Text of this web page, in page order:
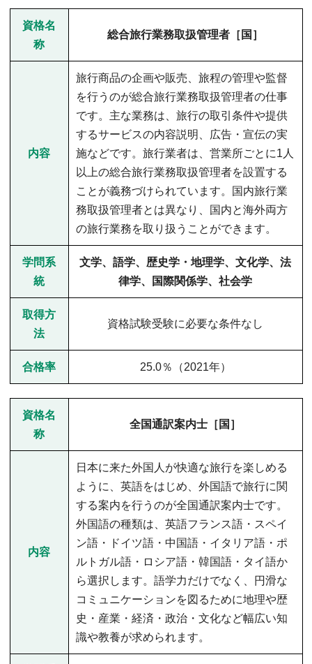
資格名
称
総合旅行業務取扱管理者［国］
内容
旅行商品の企画や販売、旅程の管理や監督
を行うのが総合旅行業務取扱管理者の仕事
です。主な業務は、旅行の取引条件や提供
するサービスの内容説明、広告・宣伝の実
施などです。旅行業者は、営業所ごとに1人
以上の総合旅行業務取扱管理者を設置する
ことが義務づけられています。国内旅行業
務取扱管理者とは異なり、国内と海外両方
の旅行業務を取り扱うことができます。
学問系
統
文学、語学、歴史学・地理学、文化学、法
律学、国際関係学、社会学
取得方
法
資格試験受験に必要な条件なし
合格率 25.0％（2021年）
資格名
称
全国通訳案内士［国］
内容
日本に来た外国人が快適な旅行を楽しめる
ように、英語をはじめ、外国語で旅行に関
する案内を行うのが全国通訳案内士です。
外国語の種類は、英語フランス語・スペイ
ン語・ドイツ語・中国語・イタリア語・ポ
ルトガル語・ロシア語・韓国語・タイ語か
ら選択します。語学力だけでなく、円滑な
コミュニケーションを図るために地理や歴
史・産業・経済・政治・文化など幅広い知
識や教養が求められます。